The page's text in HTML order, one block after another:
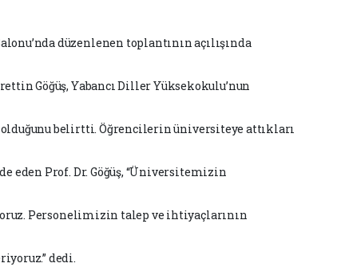
düzenlenen toplantının açılışında
Göğüş, Yabancı Diller Yüksekokulu’nun
belirtti. Öğrencilerin üniversiteye attıkları
eden Prof. Dr. Göğüş, “Üniversitemizin
Personelimizin talep ve ihtiyaçlarının
dedi.